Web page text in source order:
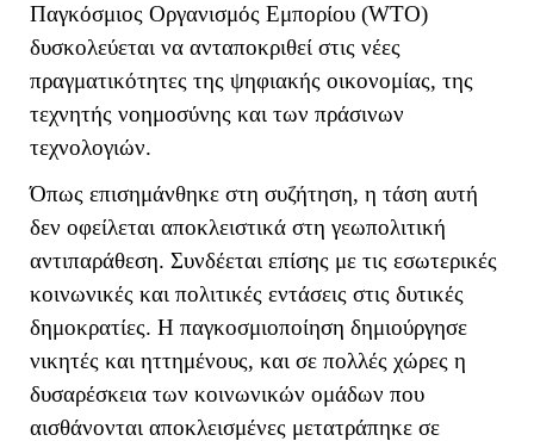
Παγκόσμιος Οργανισμός Εμπορίου (WTO)
δυσκολεύεται να ανταποκριθεί στις νέες
πραγματικότητες της ψηφιακής οικονομίας, της
τεχνητής νοημοσύνης και των πράσινων
τεχνολογιών.
Όπως επισημάνθηκε στη συζήτηση, η τάση αυτή
δεν οφείλεται αποκλειστικά στη γεωπολιτική
αντιπαράθεση. Συνδέεται επίσης με τις εσωτερικές
κοινωνικές και πολιτικές εντάσεις στις δυτικές
δημοκρατίες. Η παγκοσμιοποίηση δημιούργησε
νικητές και ηττημένους, και σε πολλές χώρες η
δυσαρέσκεια των κοινωνικών ομάδων που
αισθάνονται αποκλεισμένες μετατράπηκε σε